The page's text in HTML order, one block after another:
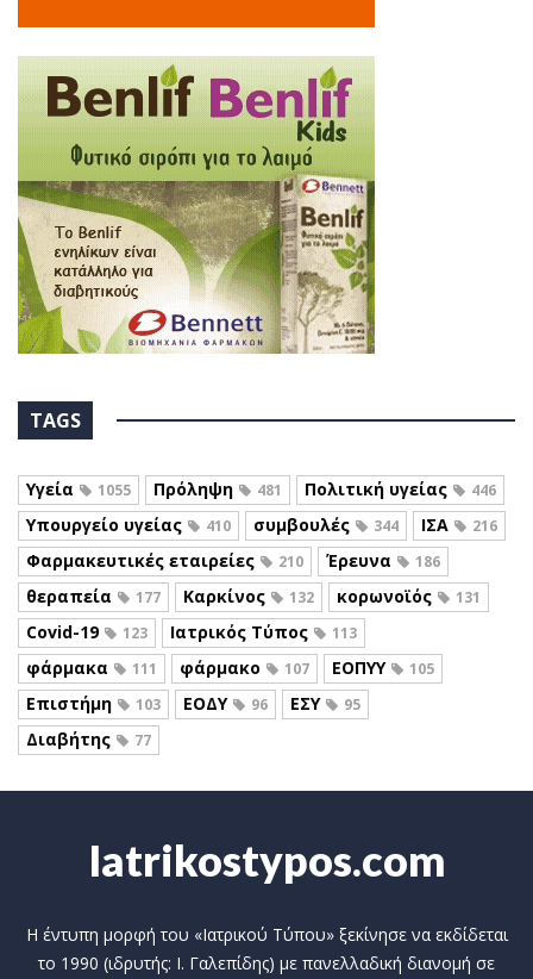
TAGS
Υγεία 1055 Πρόληψη 481 Πολιτική υγείας 446
Υπουργείο υγείας 410 συμβουλές 344 ΙΣΑ 216
Φαρμακευτικές εταιρείες 210 Έρευνα 186
θεραπεία 177 Καρκίνος 132 κορωνοϊός 131
Covid-19 123 Ιατρικός Τύπος 113
φάρμακα 111 φάρμακο 107 ΕΟΠΥΥ 105
Επιστήμη 103 ΕΟΔΥ 96 ΕΣΥ 95
Διαβήτης 77
Iatrikostypos.com
Η έντυπη μορφή του «Ιατρικού Τύπου» ξεκίνησε να εκδίδεται
το 1990 (ιδρυτής: Ι. Γαλεπίδης) με πανελλαδική διανομή σε